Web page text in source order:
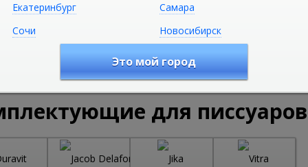
Сантехника Климатическая
Комплектующие для сантехники
для писсуаров
Екатеринбург
Самара
Сочи
Новосибирск
Это мой город